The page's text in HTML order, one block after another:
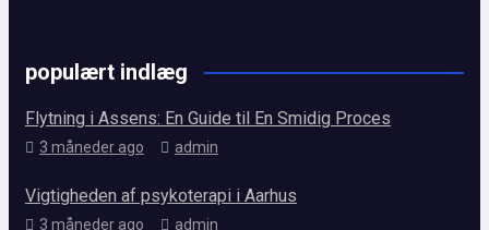
populært indlæg
Flytning i Assens: En Guide til En Smidig Proces
3 måneder ago admin
Vigtigheden af psykoterapi i Aarhus
3 måneder ago admin